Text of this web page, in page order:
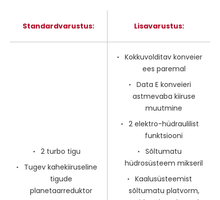
Standardvarustus: Lisavarustus:
2 turbo tigu
Tugev kahekiiruseline
tigude
planetaarreduktor
Kokkuvolditav konveier
ees paremal
Data E konveieri
astmevaba kiiruse
muutmine
2 elektro-hüdraulilist
funktsiooni
Sõltumatu
hüdrosüsteem mikseril
Kaalusüsteemist
sõltumatu platvorm,